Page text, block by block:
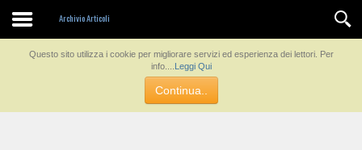
Questo sito utilizza i cookie per migliorare servizi ed esperienza dei lettori. Per
info....
Leggi Qui
Continua..
Archivio Articoli
Contatti